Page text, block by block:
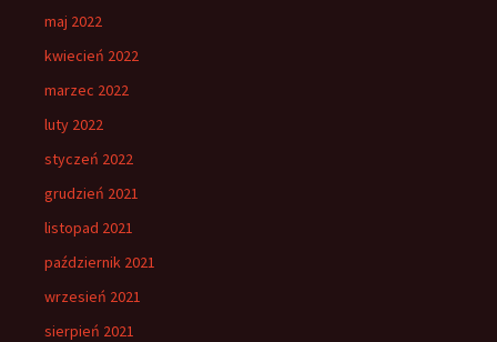
maj 2022
kwiecień 2022
marzec 2022
luty 2022
styczeń 2022
grudzień 2021
listopad 2021
październik 2021
wrzesień 2021
sierpień 2021